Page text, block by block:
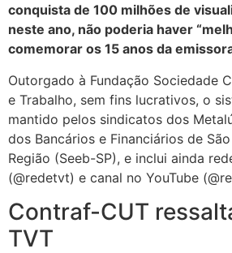
conquista de 100 milhões de
neste ano, não poderia haver
comemorar os 15 anos da
Outorgado à Fundação Sociedade
e Trabalho, sem fins lucrativos, o
mantido pelos sindicatos dos
dos Bancários e Financiários de
Região (Seeb-SP), e inclui ainda
(@redetvt) e canal no YouTube
Contraf-CUT
TVT